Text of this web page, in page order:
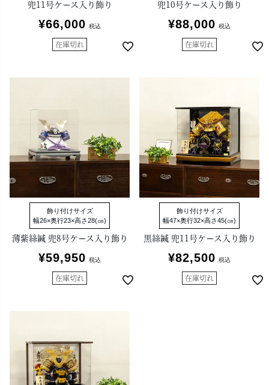
兜11号ケース入り飾り
¥66,000 税込
在庫切れ
兜10号ケース入り飾り
¥88,000 税込
在庫切れ
飾り付けサイズ
幅26×奥行23×高さ28(㎝)
薄紫絲縅 兜8号ケース入り飾り
¥59,950 税込
在庫切れ
飾り付けサイズ
幅47×奥行32×高さ45(㎝)
黒絲縅 兜11号ケース入り飾り
¥82,500 税込
在庫切れ